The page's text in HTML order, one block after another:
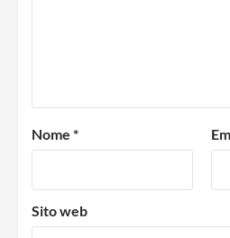
Nome *
Sito web